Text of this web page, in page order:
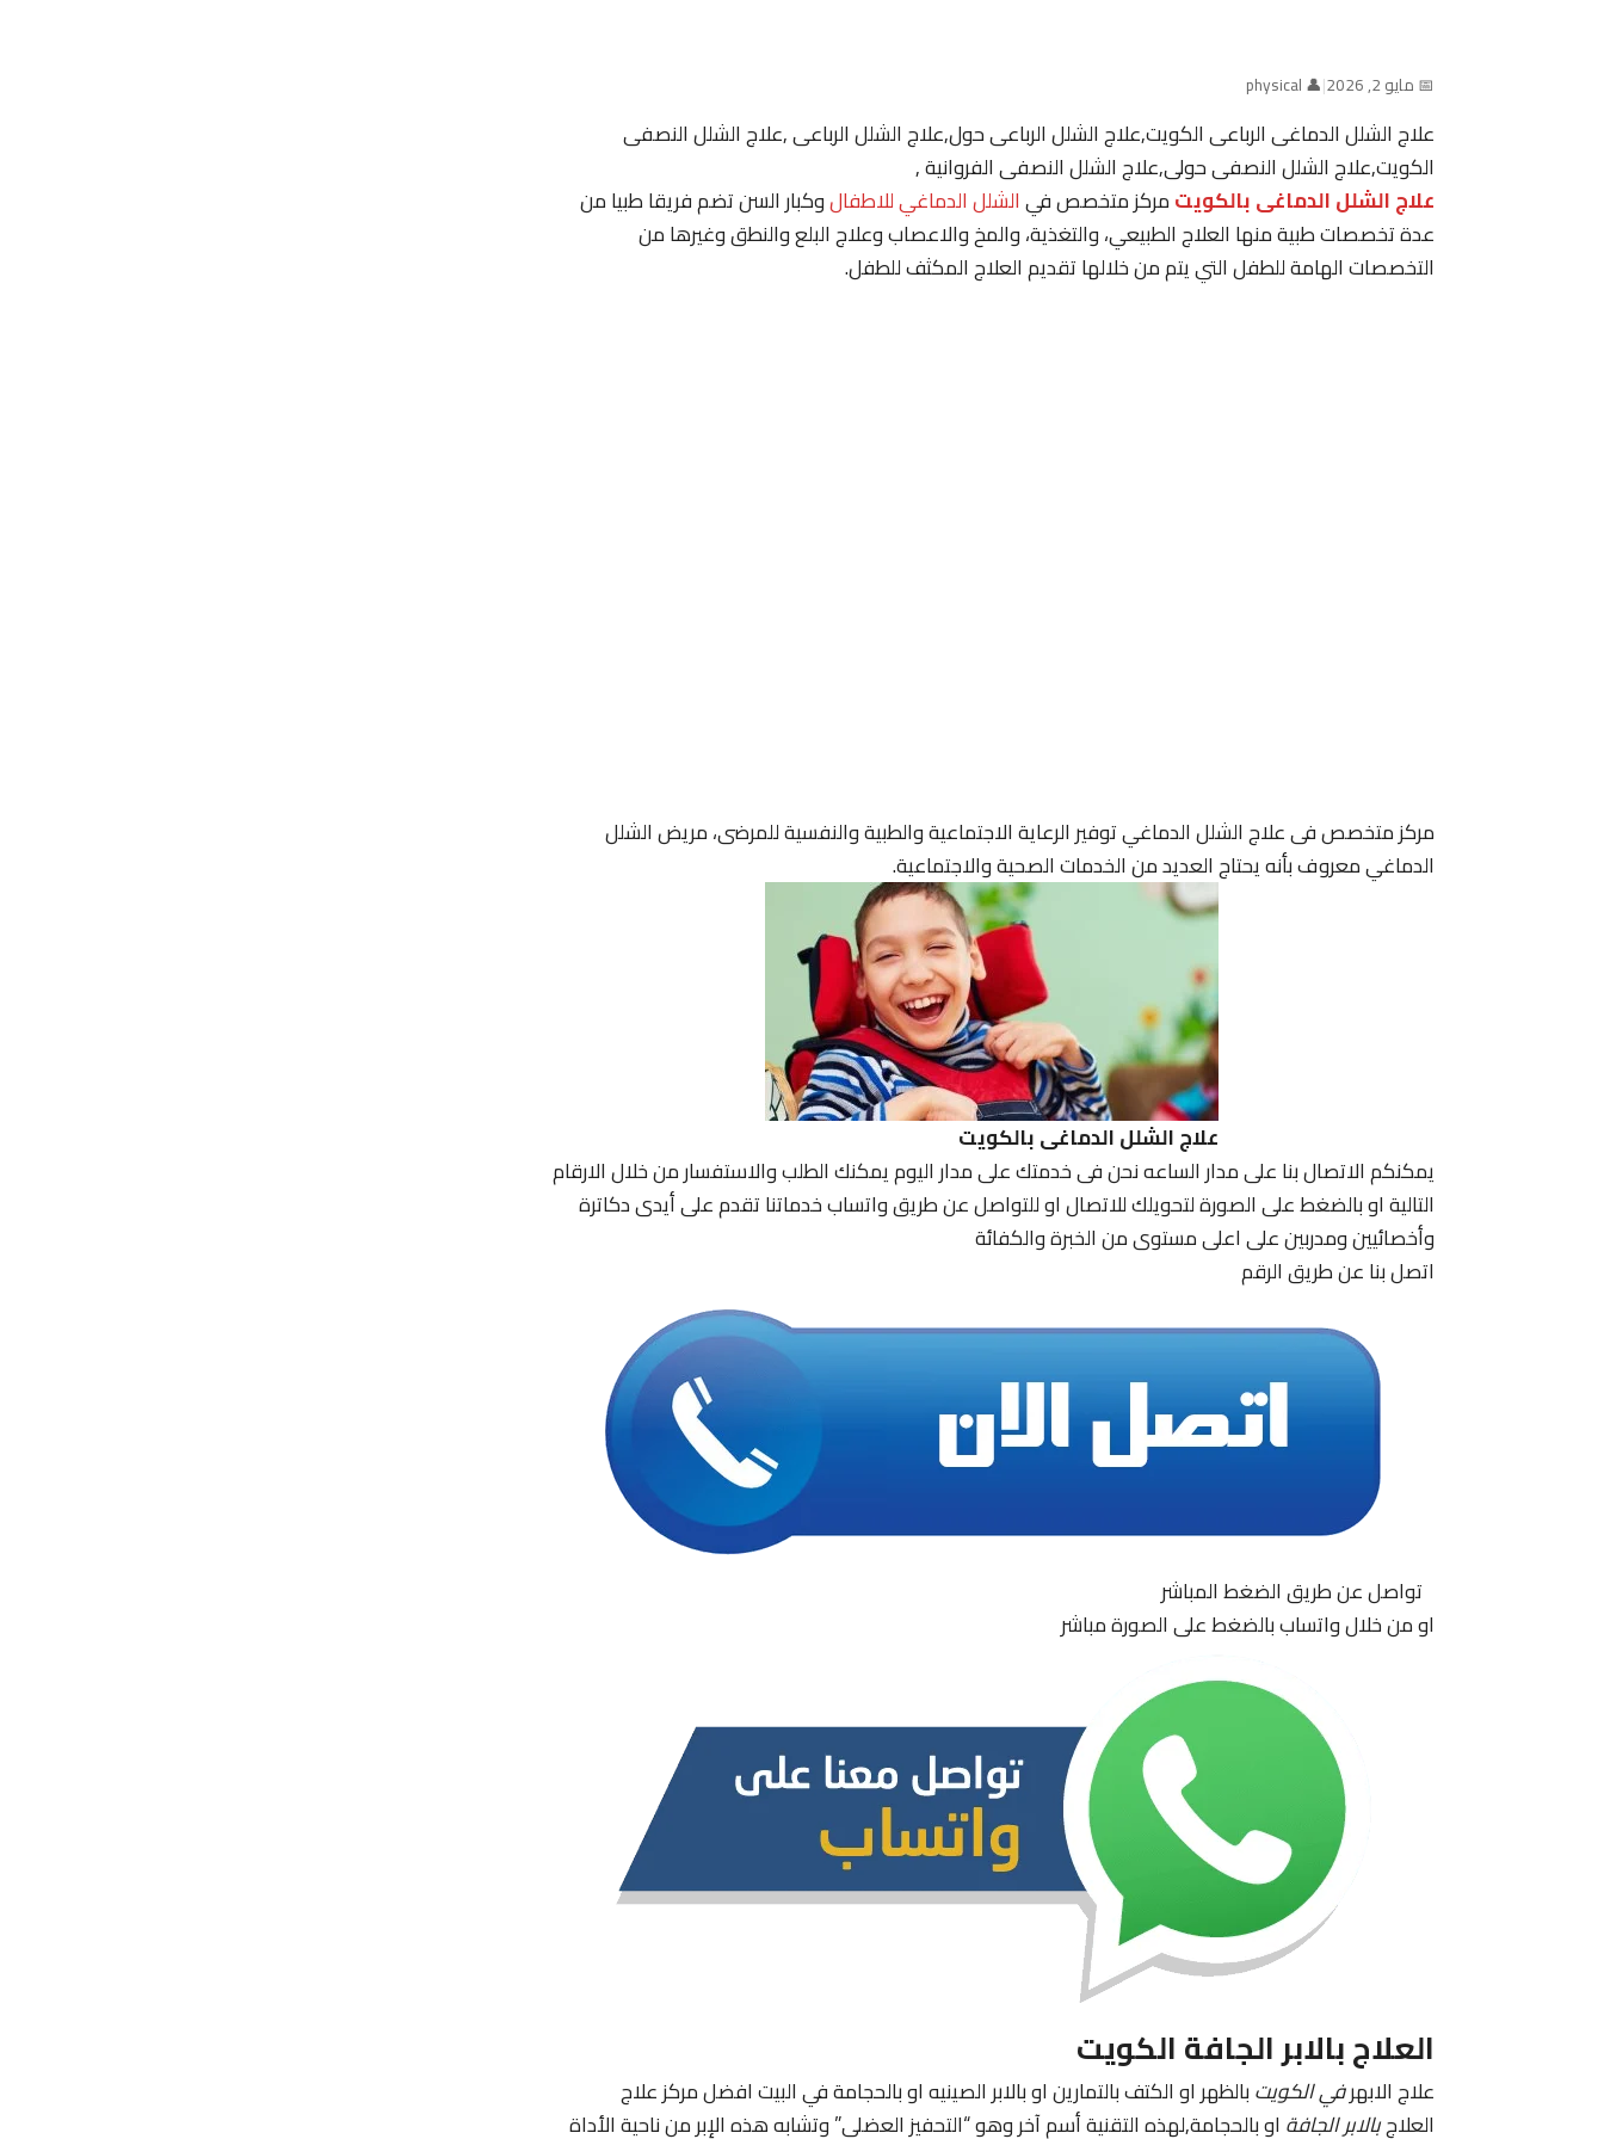
📅 مايو 2, 2026 |
👤 physical
علاج الشلل الدماغى الرباعى الكويت,علاج الشلل الرباعى حول,علاج الشلل الرباعى ,علاج الشلل النصفى
الكويت,علاج الشلل النصفى حولى,علاج الشلل النصفى الفروانية ,
علاج الشلل الدماغى بالكويتمركز متخصص فيالشلل الدماغي للاطفالوكبار السن تضم فريقا طبيا من
عدة تخصصات طبية منها العلاج الطبيعي، والتغذية، والمخ والاعصاب وعلاج البلع والنطق وغيرها من
التخصصات الهامة للطفل التي يتم من خلالها تقديم العلاج المكثف للطفل.
مركز متخصص فى علاج الشلل الدماغي توفير الرعاية الاجتماعية والطبية والنفسية للمرضى، مريض الشلل
الدماغي معروف بأنه يحتاج العديد من الخدمات الصحية والاجتماعية.
علاج الشلل الدماغى بالكويت
يمكنكم الاتصال بنا على مدار الساعه نحن فى خدمتك على مدار اليوم يمكنك الطلب والاستفسار من خلال الارقام
التالية او بالضغط على الصورة لتحويلك للاتصال او للتواصل عن طريق واتساب خدماتنا تقدم على أيدى دكاترة
وأخصائيين ومدربين على اعلى مستوى من الخبرة والكفائة
اتصل بنا عن طريق الرقم
تواصل عن طريق الضغط المباشر
او من خلال واتساب بالضغط على الصورة مباشر
العلاج بالابر الجافة الكويت
علاج الابهرفي الكويتبالظهر او الكتف بالتمارين او بالابر الصينيه او بالحجامة في البيت افضل مركز علاج
العلاجبالابر الجافة او بالحجامة,لهذه التقنية أسم آخر وهو “التحفيز العضلي” وتشابه هذه الإبر من ناحية الأداة